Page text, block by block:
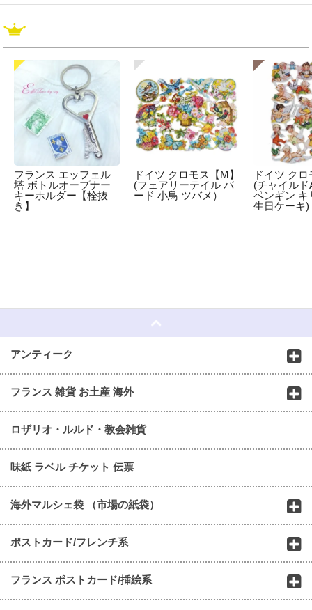
フランス エッフェル
塔 ボトルオープナー
キーホルダー【栓抜
き】
ドイツ クロモス【M】
(フェアリーテイル バ
ード 小鳥 ツバメ）
ドイツ ク
(チャイルド
ペンギン キ
生日ケーキ)
アンティーク
フランス 雑貨 お土産 海外
ロザリオ・ルルド・教会雑貨
味紙 ラベル チケット 伝票
海外マルシェ袋 （市場の紙袋）
ポストカード/フレンチ系
フランス ポストカード/挿絵系